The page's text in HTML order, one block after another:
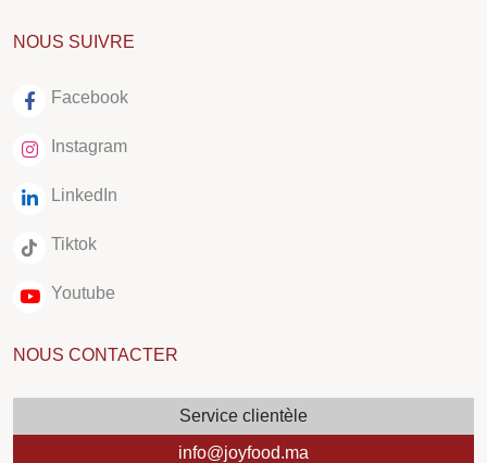
NOUS SUIVRE
Facebook
Instagram
LinkedIn
Tiktok
Youtube
NOUS CONTACTER
Service clientèle
info@joyfood.ma